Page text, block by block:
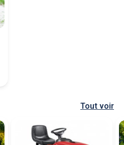
Tout voir